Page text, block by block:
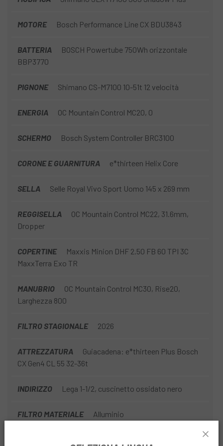
MOTORE Bosch Performance Line CX BDU3843
BATTERIA
BOSCH Powertube 750Wh orizzontale
BBP3770
PIGNONE Shimano CS-M7100 10-51t 12 velocità
ENERGIA OC Mountain Control MC20, 0
SCHERMO Bosch System Controller BRC3100
CORONE E GUARNITURA e*thirteen Helix Core
SELLA Selle Royal Vivo Sport Uomo 145 x 269 mm
REGGISELLA
OC Mountain Control MC22, 31.6mm,
Dropper
COPERTINE
Maxxis Minion DHF 2.50 FB 60 TPI 3C
MaxxTerra Exo TR
MANUBRIO
OC Mountain Control MC30, Rise20,
Larghezza 800
FILTRO STAGIONALE 2026
ATTREZZATURA
Guiacadena: e*thirteen Plus Bosch
CX Gen4 CL 55 32-36t
INDIRIZZO Lega 1-1/2, cuscinetto ossidato nero
FILTRO MATERIALE Alluminio